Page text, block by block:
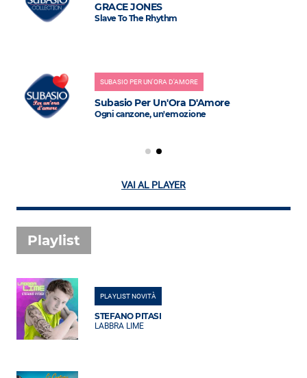
GRACE JONES
Slave To The Rhythm
SUBASIO PER UN'ORA D'AMORE
Subasio Per Un'Ora D'Amore
Ogni canzone, un'emozione
VAI AL PLAYER
Playlist
PLAYLIST NOVITÀ
STEFANO PITASI
LABBRA LIME